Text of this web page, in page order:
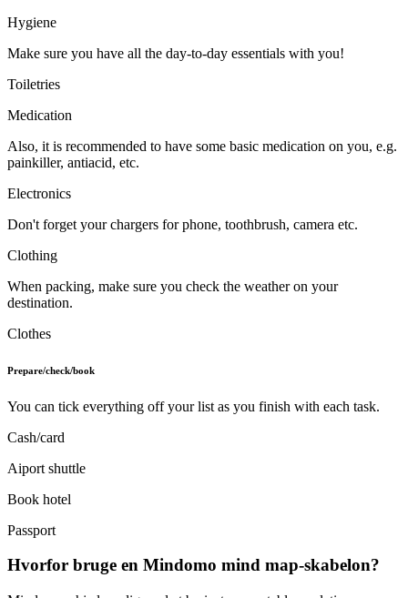
Hygiene
Make sure you have all the day-to-day essentials with you!
Toiletries
Medication
Also, it is recommended to have some basic medication on you, e.g.
painkiller, antiacid, etc.
Electronics
Don't forget your chargers for phone, toothbrush, camera etc.
Clothing
When packing, make sure you check the weather on your
destination.
Clothes
Prepare/check/book
You can tick everything off your list as you finish with each task.
Cash/card
Aiport shuttle
Book hotel
Passport
Hvorfor bruge en Mindomo mind map-skabelon?